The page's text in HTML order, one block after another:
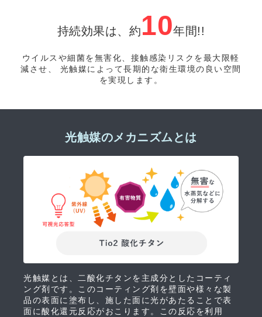
持続効果は、約10年間!!
ウイルスや細菌を無害化、接触感染リスクを最大限軽
減させ、
光触媒によって長期的な衛生環境の良い空間
を実現します。
光触媒のメカニズムとは
光触媒とは、二酸化チタンを主成分としたコーティ
ング剤です。このコーティング剤を壁面や様々な製
品の表面に塗布し、施した面に光があたることで表
面に酸化還元反応がおこります。この反応を利用